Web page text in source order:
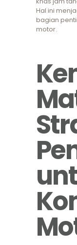
Hal ini
bagian
motor.